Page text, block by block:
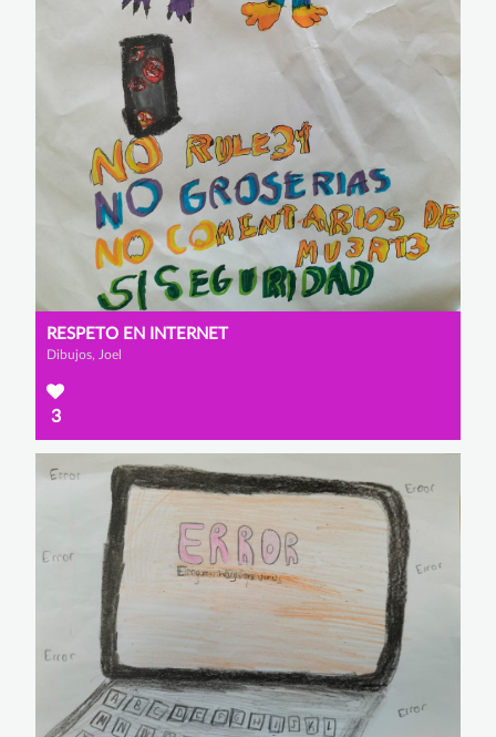
RESPETO EN INTERNET
Dibujos, Joel
3